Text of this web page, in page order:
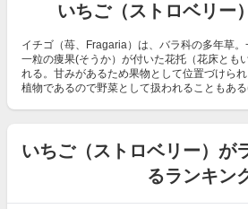
いちご（ストロベリー
イチゴ（苺、Fragaria）は、バラ科の多年草
一粒の痩果(そうか）が付いた花托（花床とも
れる。甘みがあるため果物として位置づけら
植物であるので野菜として扱われることもあ
いちご（ストロベリー）が
るランキン